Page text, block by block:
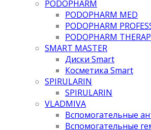
PODOPHARM
PODOPHARM MED
PODOPHARM
PODOPHARM
SMART MASTER
Диски Smart
Косметика Smart
SPIRULARIN
SPIRULARIN
VLADMIVA
Вспомогательные
Вспомогательные